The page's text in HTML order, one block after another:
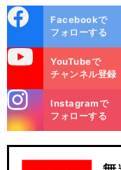
ok
Facebookで
フォローする
YouTubeで
チャンネル登録
m
Instagramで
フォローする